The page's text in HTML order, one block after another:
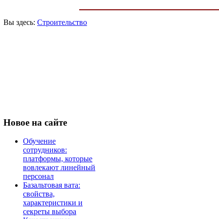
Вы здесь: Строительство
Новое на сайте
Обучение
сотрудников:
платформы, которые
вовлекают линейный
персонал
Базальтовая вата:
свойства,
характеристики и
секреты выбора